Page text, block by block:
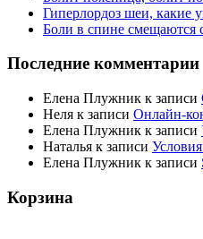
Гиперлордоз шеи, какие
Боли в спине смещаются
Последние комментарии
Елена Плужник к записи
Неля к записи Онлайн-
Елена Плужник к записи
Наталья к записи
Елена Плужник к записи
Корзина